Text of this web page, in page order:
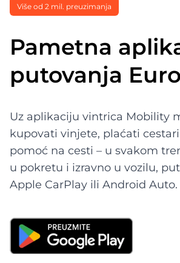
Više od 2 mil. preuzimanja
Pametna
putovanja
Uz aplikaciju vintrica Mobility
kupovati vinjete, plaćati
pomoć na cesti – u svakom
u pokretu i izravno u vozilu,
Apple CarPlay ili Android Auto.